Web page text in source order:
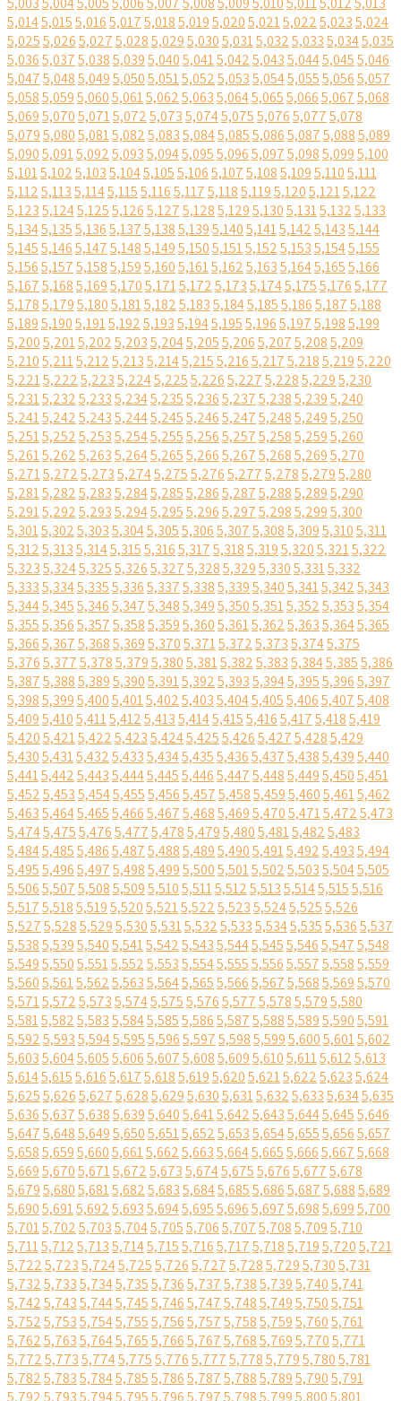
5,0145,0155,0165,0175,0185,0195,0205,0215,0225,0235,024
5,0255,0265,0275,0285,0295,0305,0315,0325,0335,0345,035
5,0365,0375,0385,0395,0405,0415,0425,0435,0445,0455,046
5,0475,0485,0495,0505,0515,0525,0535,0545,0555,0565,057
5,0585,0595,0605,0615,0625,0635,0645,0655,0665,0675,068
5,0695,0705,0715,0725,0735,0745,0755,0765,0775,078
5,0795,0805,0815,0825,0835,0845,0855,0865,0875,0885,089
5,0905,0915,0925,0935,0945,0955,0965,0975,0985,0995,100
5,1015,1025,1035,1045,1055,1065,1075,1085,1095,1105,111
5,1125,1135,1145,1155,1165,1175,1185,1195,1205,1215,122
5,1235,1245,1255,1265,1275,1285,1295,1305,1315,1325,133
5,1345,1355,1365,1375,1385,1395,1405,1415,1425,1435,144
5,1455,1465,1475,1485,1495,1505,1515,1525,1535,1545,155
5,1565,1575,1585,1595,1605,1615,1625,1635,1645,1655,166
5,1675,1685,1695,1705,1715,1725,1735,1745,1755,1765,177
5,1785,1795,1805,1815,1825,1835,1845,1855,1865,1875,188
5,1895,1905,1915,1925,1935,1945,1955,1965,1975,1985,199
5,2005,2015,2025,2035,2045,2055,2065,2075,2085,209
5,2105,2115,2125,2135,2145,2155,2165,2175,2185,2195,220
5,2215,2225,2235,2245,2255,2265,2275,2285,2295,230
5,2315,2325,2335,2345,2355,2365,2375,2385,2395,240
5,2415,2425,2435,2445,2455,2465,2475,2485,2495,250
5,2515,2525,2535,2545,2555,2565,2575,2585,2595,260
5,2615,2625,2635,2645,2655,2665,2675,2685,2695,270
5,2715,2725,2735,2745,2755,2765,2775,2785,2795,280
5,2815,2825,2835,2845,2855,2865,2875,2885,2895,290
5,2915,2925,2935,2945,2955,2965,2975,2985,2995,300
5,3015,3025,3035,3045,3055,3065,3075,3085,3095,3105,311
5,3125,3135,3145,3155,3165,3175,3185,3195,3205,3215,322
5,3235,3245,3255,3265,3275,3285,3295,3305,3315,332
5,3335,3345,3355,3365,3375,3385,3395,3405,3415,3425,343
5,3445,3455,3465,3475,3485,3495,3505,3515,3525,3535,354
5,3555,3565,3575,3585,3595,3605,3615,3625,3635,3645,365
5,3665,3675,3685,3695,3705,3715,3725,3735,3745,375
5,3765,3775,3785,3795,3805,3815,3825,3835,3845,3855,386
5,3875,3885,3895,3905,3915,3925,3935,3945,3955,3965,397
5,3985,3995,4005,4015,4025,4035,4045,4055,4065,4075,408
5,4095,4105,4115,4125,4135,4145,4155,4165,4175,4185,419
5,4205,4215,4225,4235,4245,4255,4265,4275,4285,429
5,4305,4315,4325,4335,4345,4355,4365,4375,4385,4395,440
5,4415,4425,4435,4445,4455,4465,4475,4485,4495,4505,451
5,4525,4535,4545,4555,4565,4575,4585,4595,4605,4615,462
5,4635,4645,4655,4665,4675,4685,4695,4705,4715,4725,473
5,4745,4755,4765,4775,4785,4795,4805,4815,4825,483
5,4845,4855,4865,4875,4885,4895,4905,4915,4925,4935,494
5,4955,4965,4975,4985,4995,5005,5015,5025,5035,5045,505
5,5065,5075,5085,5095,5105,5115,5125,5135,5145,5155,516
5,5175,5185,5195,5205,5215,5225,5235,5245,5255,526
5,5275,5285,5295,5305,5315,5325,5335,5345,5355,5365,537
5,5385,5395,5405,5415,5425,5435,5445,5455,5465,5475,548
5,5495,5505,5515,5525,5535,5545,5555,5565,5575,5585,559
5,5605,5615,5625,5635,5645,5655,5665,5675,5685,5695,570
5,5715,5725,5735,5745,5755,5765,5775,5785,5795,580
5,5815,5825,5835,5845,5855,5865,5875,5885,5895,5905,591
5,5925,5935,5945,5955,5965,5975,5985,5995,6005,6015,602
5,6035,6045,6055,6065,6075,6085,6095,6105,6115,6125,613
5,6145,6155,6165,6175,6185,6195,6205,6215,6225,6235,624
5,6255,6265,6275,6285,6295,6305,6315,6325,6335,6345,635
5,6365,6375,6385,6395,6405,6415,6425,6435,6445,6455,646
5,6475,6485,6495,6505,6515,6525,6535,6545,6555,6565,657
5,6585,6595,6605,6615,6625,6635,6645,6655,6665,6675,668
5,6695,6705,6715,6725,6735,6745,6755,6765,6775,678
5,6795,6805,6815,6825,6835,6845,6855,6865,6875,6885,689
5,6905,6915,6925,6935,6945,6955,6965,6975,6985,6995,700
5,7015,7025,7035,7045,7055,7065,7075,7085,7095,710
5,7115,7125,7135,7145,7155,7165,7175,7185,7195,7205,721
5,7225,7235,7245,7255,7265,7275,7285,7295,7305,731
5,7325,7335,7345,7355,7365,7375,7385,7395,7405,741
5,7425,7435,7445,7455,7465,7475,7485,7495,7505,751
5,7525,7535,7545,7555,7565,7575,7585,7595,7605,761
5,7625,7635,7645,7655,7665,7675,7685,7695,7705,771
5,7725,7735,7745,7755,7765,7775,7785,7795,7805,781
5,7825,7835,7845,7855,7865,7875,7885,7895,7905,791